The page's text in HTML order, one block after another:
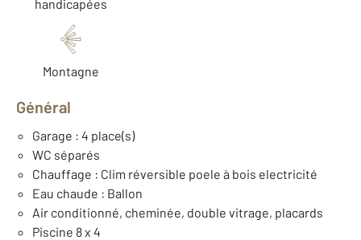
handicapées
Montagne
Général
Garage : 4 place(s)
WC séparés
Chauffage : Clim réversible poele à bois electricité
Eau chaude : Ballon
Air conditionné, cheminée, double vitrage, placards
Piscine 8 x 4